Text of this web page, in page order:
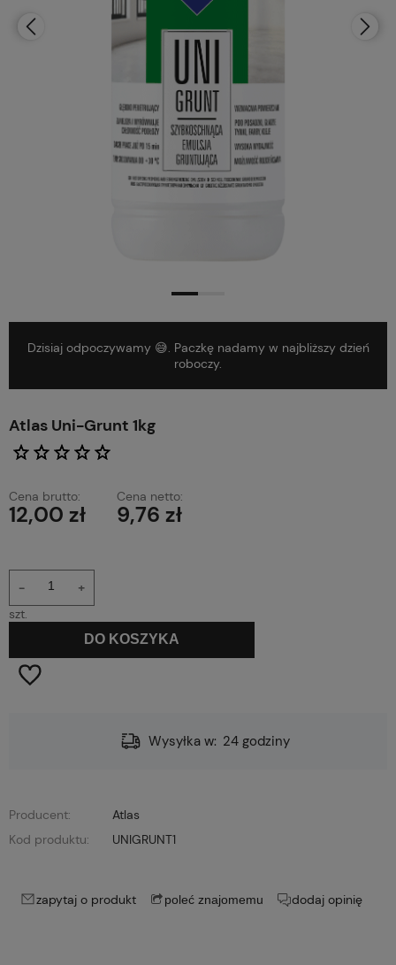
Dzisiaj odpoczywamy 😅. Paczkę nadamy w najbliższy dzień
roboczy.
Atlas Uni-Grunt 1kg
Cena brutto:
12,00 zł
Cena netto:
9,76 zł
+
-
szt.
DO KOSZYKA
Wysyłka w: 24 godziny
Producent:
Atlas
Kod produktu:
UNIGRUNT1
zapytaj o produkt poleć znajomemu dodaj opinię